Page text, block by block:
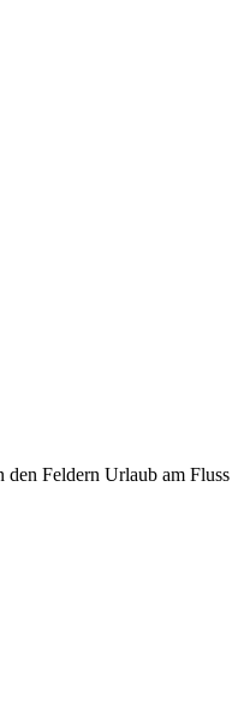
den Feldern Urlaub am Fluss